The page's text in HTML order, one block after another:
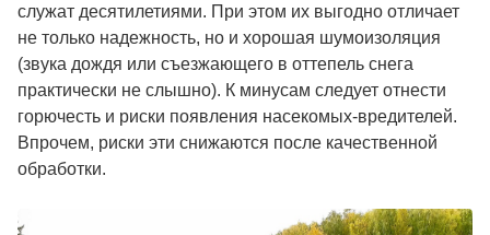
служат десятилетиями. При этом их выгодно отличает
не только надежность, но и хорошая шумоизоляция
(звука дождя или съезжающего в оттепель снега
практически не слышно). К минусам следует отнести
горючесть и риски появления насекомых-вредителей.
Впрочем, риски эти снижаются после качественной
обработки.